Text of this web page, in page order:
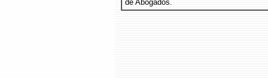
de Abogados.